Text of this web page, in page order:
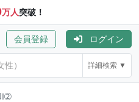
万人突破！
会員登録 ログイン
詳細検索 ▼